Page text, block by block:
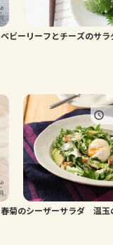
ベビーリーフとチーズのサラ
春菊のシーザーサラダ 温玉